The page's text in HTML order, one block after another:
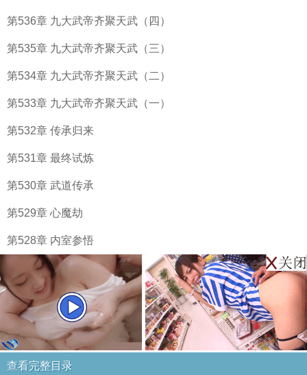
第536章 九大武帝齐聚天武（四）
第535章 九大武帝齐聚天武（三）
第534章 九大武帝齐聚天武（二）
第533章 九大武帝齐聚天武（一）
第532章 传承归来
第531章 最终试炼
第530章 武道传承
第529章 心魔劫
第528章 内室参悟
查看完整目录